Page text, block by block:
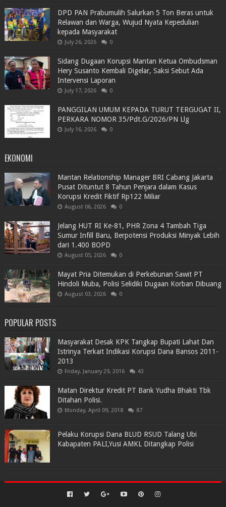
DPD PAN Prabumulih Salurkan 5 Ton Beras untuk
Relawan dan Warga, Wujud Nyata Kepedulian
kepada Masyarakat
July 26, 2026 0
Sidang Dugaan Korupsi Mantan Ketua Ombudsman
Hery Susanto Kembali Digelar, Saksi Sebut Ada
Intervensi Laporan
July 17, 2026 0
PANGGILAN UMUM KEPADA TURUT TERGUGAT II,
PERKARA NOMOR 35/Pdt.G/2026/PN Llg
July 16, 2026 0
EKONOMI
Mantan Relationship Manager BRI Cabang Jakarta
Pusat Dituntut 8 Tahun Penjara dalam Kasus
Korupsi Kredit Fiktif Rp122 Miliar
August 06, 2026 0
Jelang HUT RI Ke-81, PHR Zona 4 Tambah Tiga
Sumur Infill Baru, Berpotensi Produksi Minyak Lebih
dari 1.400 BOPD
August 05, 2026 0
Mayat Pria Ditemukan di Perkebunan Sawit PT
Hindoli Muba, Polisi Selidiki Dugaan Korban Dibuang
August 03, 2026 0
POPULAR POSTS
Masyarakat Desak KPK Tangkap Bupati Lahat Dan
Istrinya Terkait Indikasi Korupsi Dana Bansos 2011-
2013
Friday, January 29, 2016 43
Matan Direktur Kredit PT Bank Yudha Bhakti Tbk
Ditahan Polisi.
Monday, April 09, 2018 87
Pelaku Korupsi Dana BLUD RSUD Talang Ubi
Kabapaten PALI,Yusi AMKL Ditangkap Polisi